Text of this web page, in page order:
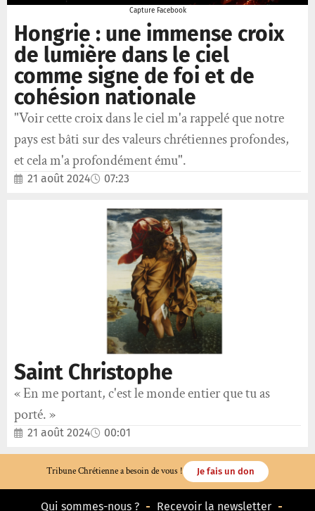
Capture Facebook
Hongrie : une immense croix
de lumière dans le ciel
comme signe de foi et de
cohésion nationale
"Voir cette croix dans le ciel m'a rappelé que notre
pays est bâti sur des valeurs chrétiennes profondes,
et cela m'a profondément ému".
21 août 2024 07:23
Saint Christophe
« En me portant, c'est le monde entier que tu as
porté. »
21 août 2024 00:01
Tribune Chrétienne a besoin de vous ! Je fais un don
Qui sommes-nous ? Recevoir la newsletter